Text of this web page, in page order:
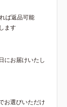
ば返品可能
ます
にお届けいたし
お選びいただけ